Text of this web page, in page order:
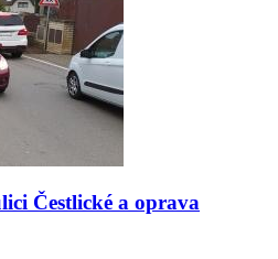
Čestlické a oprava